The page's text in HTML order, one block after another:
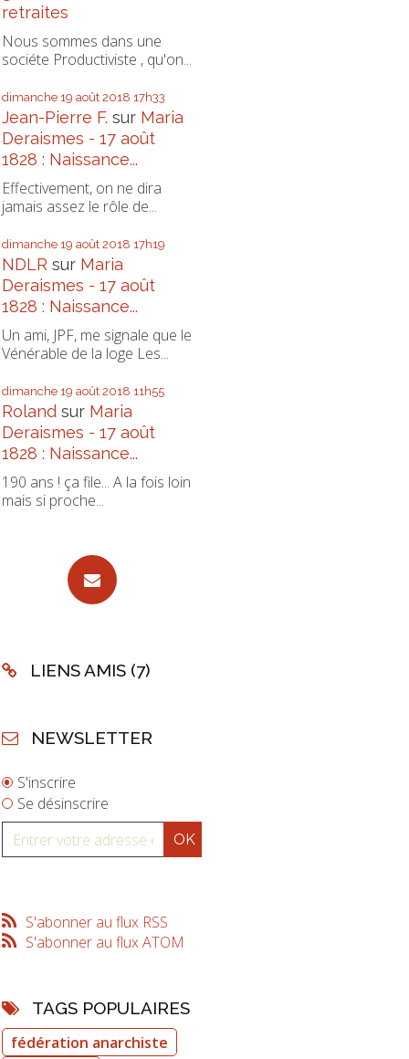
retraites
Nous sommes dans une
sociéte Productiviste , qu'on...
dimanche 19 août 2018 17h33
Jean-Pierre F. sur Maria
Deraismes - 17 août
1828 : Naissance...
Effectivement, on ne dira
jamais assez le rôle de...
dimanche 19 août 2018 17h19
NDLR sur Maria
Deraismes - 17 août
1828 : Naissance...
Un ami, JPF, me signale que le
Vénérable de la loge Les...
dimanche 19 août 2018 11h55
Roland sur Maria
Deraismes - 17 août
1828 : Naissance...
190 ans ! ça file... A la fois loin
mais si proche...
LIENS AMIS (7)
NEWSLETTER
S'inscrire
Se désinscrire
S'abonner au flux RSS
S'abonner au flux ATOM
TAGS POPULAIRES
fédération anarchiste